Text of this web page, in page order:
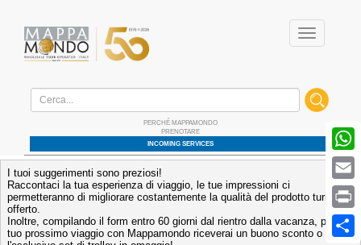
Menu
PERCHÉ MAPPAMONDO
PRENOTARE
INCOMING SERVICES